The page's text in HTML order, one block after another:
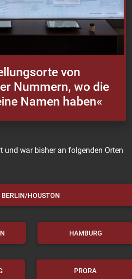
von
Nummern, wo die
Namen haben«
und war bisher an folgenden Orten
BERLIN/HOUSTON
HAMBURG
PRORA